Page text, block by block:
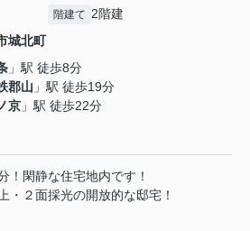
階建て 2階建
城北町
」駅 徒歩8分
郡山 」駅 徒歩19分
京 」駅 徒歩22分
！閑静な住宅地内です！
・２面採光の開放的な邸宅！